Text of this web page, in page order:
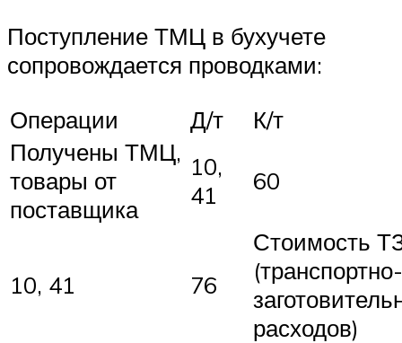
Поступление ТМЦ в бухучете
сопровождается проводками:
Операции
Д/т
К/т
Получены ТМЦ,
товары от
поставщика
10,
41
60
10, 41 76
Стоимость
(транспортно-
расходов)